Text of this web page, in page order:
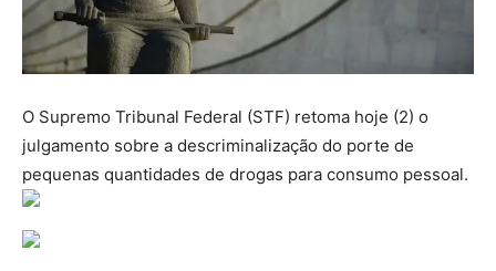
O Supremo Tribunal Federal (STF) retoma hoje (2) o
julgamento sobre a descriminalização do porte de
pequenas quantidades de drogas para consumo pessoal.